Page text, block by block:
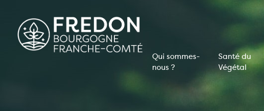
contenu
principal
Navigation
principale
Qui sommes-
nous ?
Santé du
Végétal